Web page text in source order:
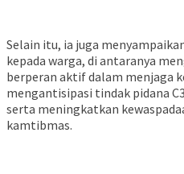
Selain itu, ia juga
kepada warga, di antaranya
berperan aktif dalam menjaga
mengantisipasi tindak pidana
serta meningkatkan
kamtibmas.